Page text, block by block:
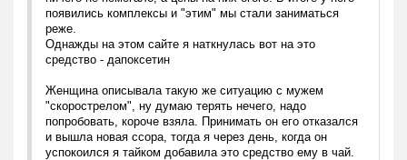
появились комплексы и "этим" мы стали заниматься
реже.
Однажды на этом сайте я наткнулась вот на это
средство - дапоксетин
Женщина описывала такую же ситуацию с мужем
"скорострелом", ну думаю терять нечего, надо
попробовать, короче взяла. Принимать он его отказался
и вышла новая ссора, тогда я через день, когда он
успокоился я тайком добавила это средство ему в чай.